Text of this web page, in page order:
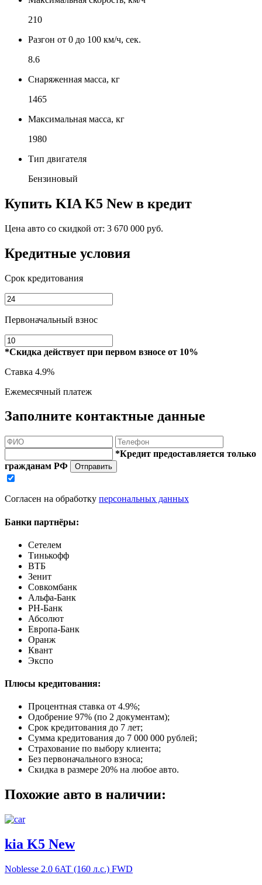
210
Разгон от 0 до 100 км/ч, сек.
8.6
Снаряженная масса, кг
1465
Максимальная масса, кг
1980
Тип двигателя
Бензиновый
Купить KIA K5 Newв кредит
Цена авто со скидкой от: 3 670 000 руб.
Кредитные условия
Срок кредитования
Первоначальный взнос
*Скидка действует при первом взносе от 10%
Ставка 4.9%
Ежемесячный платеж
Заполните контактные данные
*Кредит предоставляется только
гражданам РФ
Отправить
Согласен на обработку персональных данных
Банки партнёры:
Сетелем
Тинькофф
ВТБ
Зенит
Совкомбанк
Альфа-Банк
РН-Банк
Абсолют
Европа-Банк
Оранж
Квант
Экспо
Плюсы кредитования:
Процентная ставка от 4.9%;
Одобрение 97% (по 2 документам);
Срок кредитования до 7 лет;
Сумма кредитования до 7 000 000 рублей;
Страхование по выбору клиента;
Без первоначального взноса;
Скидка в размере 20% на любое авто.
Похожие авто в наличии:
kia K5 New
Noblesse 2.0 6AT (160 л.с.) FWD